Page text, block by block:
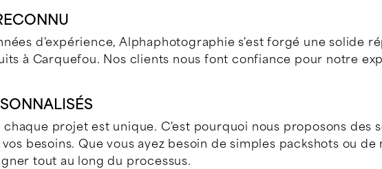
d'expérience, Alphaphotographie s'est forgé une solide
à Carquefou. Nos clients nous font confiance pour notre
projet est unique. C'est pourquoi nous proposons des
besoins. Que vous ayez besoin de simples packshots ou
tout au long du processus.